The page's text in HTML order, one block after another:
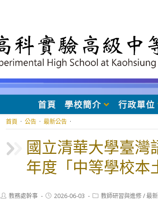
首頁 學校簡介 行政單位
國立清華大學臺灣
年度「中等學校本
首頁 · 公告 · 最新公告 ·
Post教務處幹事
Post2026-06-03
Post教師研習與進修 / 最